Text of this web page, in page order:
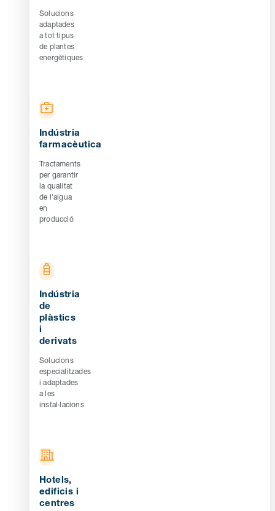
Solucions
adaptades
a tot tipus
de plantes
energètiques
Indústria
farmacèutica
Tractaments
per garantir
la qualitat
de l'aigua
en
producció
Indústria
de
plàstics
i
derivats
Solucions
especialitzades
i adaptades
a les
instal·lacions
Hotels,
edificis i
centres